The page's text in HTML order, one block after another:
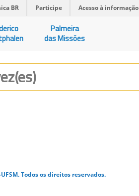
BR Participe Acesso à informação
Palmeira
das Missões
Todos os direitos reservados.